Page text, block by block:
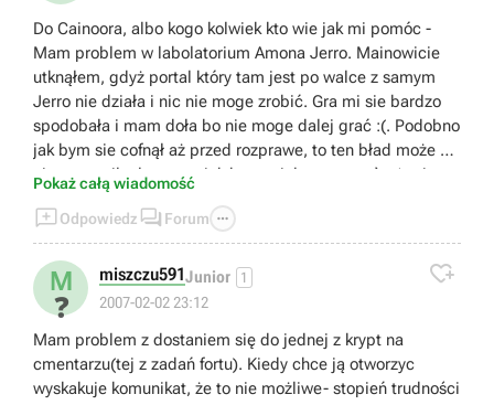
Do Cainoora, albo kogo kolwiek kto wie jak mi pomóc -
Mam problem w labolatorium Amona Jerro. Mainowicie
utknąłem, gdyż portal który tam jest po walce z samym
Jerro nie działa i nic nie moge zrobić. Gra mi sie bardzo
spodobała i mam doła bo nie moge dalej grać :(. Podobno
jak bym sie cofnął aż przed rozprawe, to ten bład może by
nie wystąpił, ale nawet jak bym miał tego save`a (a nie
mam) to by mi się nie chciało taki kawał od nowa
przechodzić. Nie znacie może jakiegoś sposobu aby tu
zaradzić, na przykład jak w problemie wyżej (który też u
mnie wystąpił) za pomocą konsoli??? Błagam o jakąś
pomoc :(. Aha - patche nic mi nie dały.
Pokaż całą wiadomość
Odpowiedz  Forum 
M
❓
miszczu591Junior 1
2007-02-02 23:12

Mam problem z dostaniem się do jednej z krypt na
cmentarzu(tej z zadań fortu). Kiedy chce ją otworzyc
wyskakuje komunikat, że to nie możliwe- stopień trudności